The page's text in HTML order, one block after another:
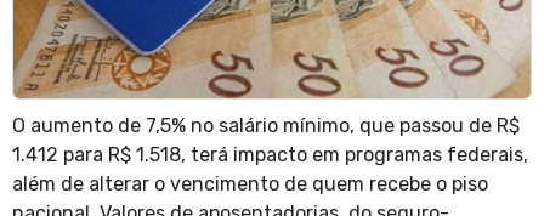
O aumento de 7,5% no salário mínimo, que passou de R$
1.412 para R$ 1.518, terá impacto em programas federais,
além de alterar o vencimento de quem recebe o piso